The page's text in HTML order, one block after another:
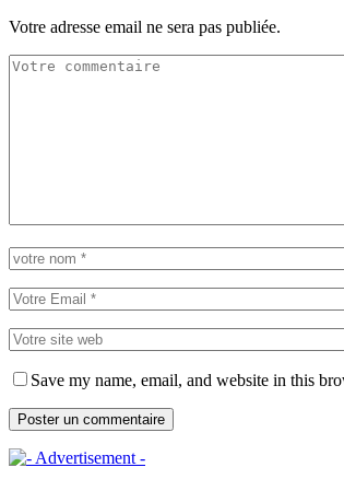
Votre adresse email ne sera pas publiée.
Save my name, email, and website in this